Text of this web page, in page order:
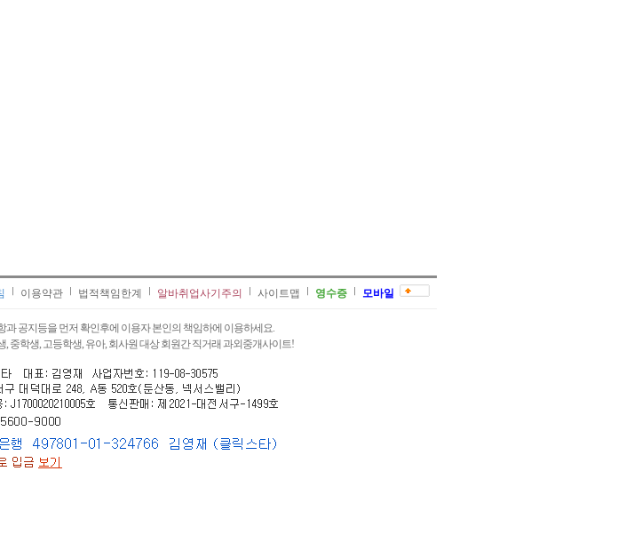
이용약관 법적책임한계 알바취업사기주의 사이트맵 영수증 모바일
과 공지등을 먼저 확인후에 이용자 본인의 책임하에 이용하세요.
, 중학생, 고등학생, 유아, 회사원 대상 회원간 직거래 과외중개사이트!